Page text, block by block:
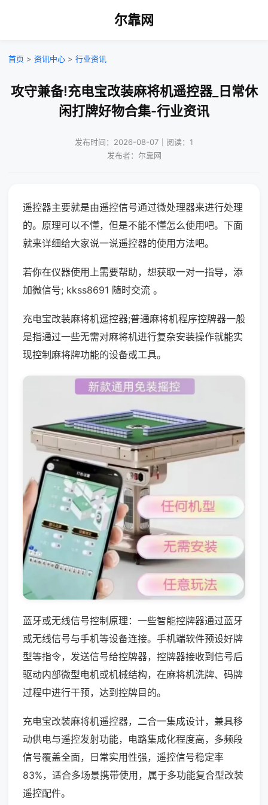
尔靠网
首页 > 资讯中心 > 行业资讯
攻守兼备!充电宝改装麻将机遥控器_日常休
闲打牌好物合集-行业资讯
发布时间：2026-08-07｜阅读：1
发布者：尔靠网
遥控器主要就是由遥控信号通过微处理器来进行处理
的。原理可以不懂，但是不能不懂怎么使用吧。下面
就来详细给大家说一说遥控器的使用方法吧。
若你在仪器使用上需要帮助，想获取一对一指导，添
加微信号; kkss8691 随时交流 。
充电宝改装麻将机遥控器;普通麻将机程序控牌器一般
是指通过一些无需对麻将机进行复杂安装操作就能实
现控制麻将牌功能的设备或工具。
蓝牙或无线信号控制原理：一些智能控牌器通过蓝牙
或无线信号与手机等设备连接。手机端软件预设好牌
型等指令，发送信号给控牌器，控牌器接收到信号后
驱动内部微型电机或机械结构，在麻将机洗牌、码牌
过程中进行干预，达到控牌目的。
充电宝改装麻将机遥控器，二合一集成设计，兼具移
动供电与遥控发射功能，电路集成化程度高，多频段
信号覆盖全面，日常实用性强，遥控信号稳定率
83%，适合多场景携带使用，属于多功能复合型改装
遥控配件。